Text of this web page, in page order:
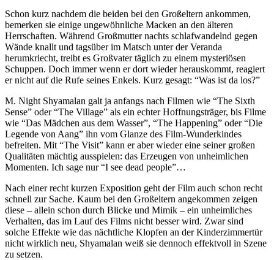
Schon kurz nachdem die beiden bei den Großeltern ankommen,
bemerken sie einige ungewöhnliche Macken an den älteren
Herrschaften. Während Großmutter nachts schlafwandelnd gegen
Wände knallt und tagsüber im Matsch unter der Veranda
herumkriecht, treibt es Großvater täglich zu einem mysteriösen
Schuppen. Doch immer wenn er dort wieder herauskommt, reagiert
er nicht auf die Rufe seines Enkels. Kurz gesagt: “Was ist da los?”
M. Night Shyamalan galt ja anfangs nach Filmen wie “The Sixth
Sense” oder “The Village” als ein echter Hoffnungsträger, bis Filme
wie “Das Mädchen aus dem Wasser”, “The Happening” oder “Die
Legende von Aang” ihn vom Glanze des Film-Wunderkindes
befreiten. Mit “The Visit” kann er aber wieder eine seiner großen
Qualitäten mächtig ausspielen: das Erzeugen von unheimlichen
Momenten. Ich sage nur “I see dead people”…
Nach einer recht kurzen Exposition geht der Film auch schon recht
schnell zur Sache. Kaum bei den Großeltern angekommen zeigen
diese – allein schon durch Blicke und Mimik – ein unheimliches
Verhalten, das im Lauf des Films nicht besser wird. Zwar sind
solche Effekte wie das nächtliche Klopfen an der Kinderzimmertür
nicht wirklich neu, Shyamalan weiß sie dennoch effektvoll in Szene
zu setzen.